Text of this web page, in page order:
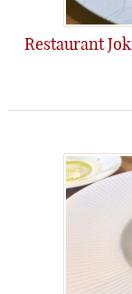
Restaurant